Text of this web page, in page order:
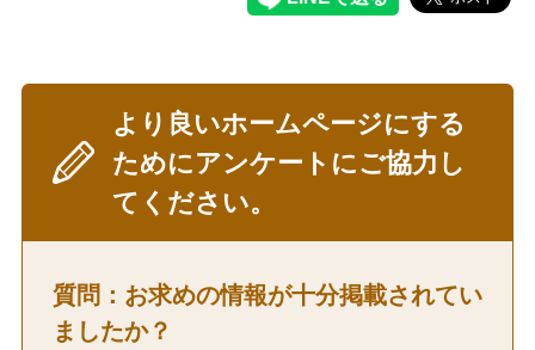
より良いホームページにする
ためにアンケートにご協力し
てください。
質問：お求めの情報が十分掲載されてい
ましたか？